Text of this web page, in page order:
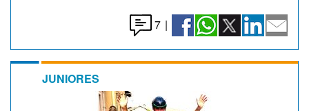
7 |
JUNIORES